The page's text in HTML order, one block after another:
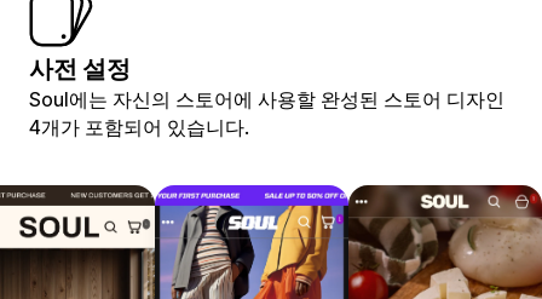
사전 설정
Soul에는 자신의 스토어에 사용할 완성된 스토어 디자인
4개가 포함되어 있습니다.